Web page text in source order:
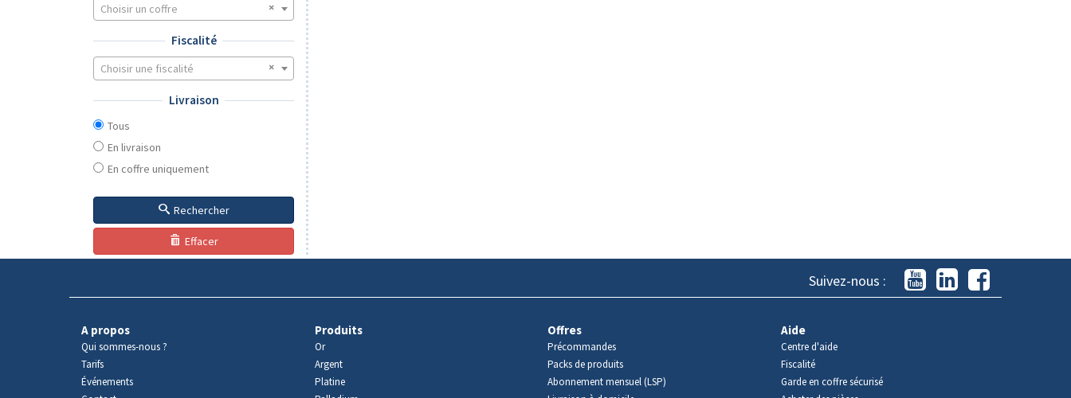
Choisir un coffre
Fiscalité
Choisir une fiscalité
Livraison
Tous
En livraison
En coffre uniquement
Rechercher
Effacer
Suivez-nous :
A propos
Qui sommes-nous ?
Tarifs
Événements
Produits
Or
Argent
Platine
Offres
Précommandes
Packs de produits
Abonnement mensuel (LSP)
Aide
Centre d'aide
Fiscalité
Garde en coffre sécurisé